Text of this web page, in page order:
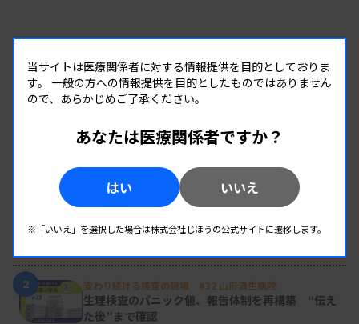
果等を見える化
資料はこちら
RANKING
人気の記事
新人臨床検査技師の歩き方 ［第16回］
2 変わり続ける検査の現場 #32 山形済生病院
生理検査のパニック値、報告体制を再構築 “伝え
た後”まで確認
当サイトは医療関係者に対する情報提供を目的としておりま
す。 一般の方への情報提供を目的としたものではありません
ので、あらかじめご了承ください。
あなたは医療関係者ですか？
はい いいえ
※「いいえ」を選択した場合は株式会社じほうの公式サイトに遷移します。